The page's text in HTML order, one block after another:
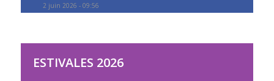
2 juin 2026 - 09:56
ESTIVALES 2026